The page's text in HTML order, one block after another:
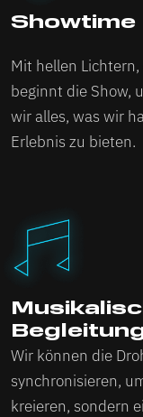
Showtime
Mit hellen
beginnt die Show,
wir alles, was wir
Erlebnis zu bieten.
Wir können die
synchronisieren,
kreieren, sondern